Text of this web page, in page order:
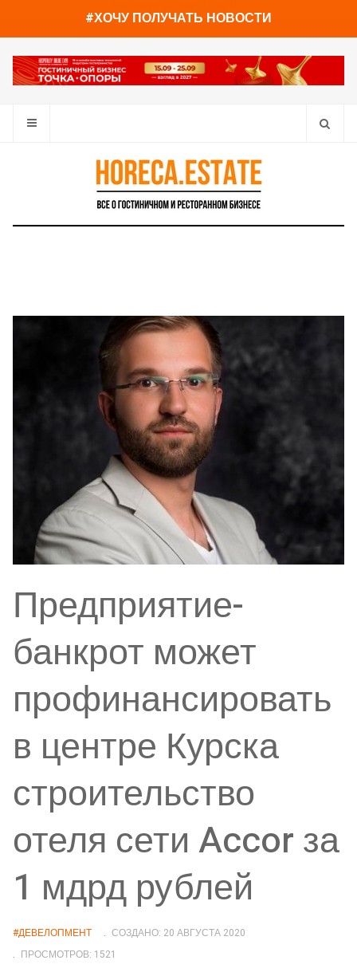
#ХОЧУ ПОЛУЧАТЬ НОВОСТИ
Предприятие-
банкрот может
профинансировать
в центре Курска
строительство
отеля сети Accor за
1 мдрд рублей
#ДЕВЕЛОПМЕНТ
СОЗДАНО: 20 АВГУСТА 2020
ПРОСМОТРОВ: 1521